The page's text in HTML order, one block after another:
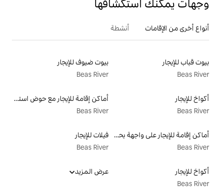
أنشطة
بيوت ضيوف للإيجار
Beas River
أماكن إقامة للإيجار مع حوض استحمام ساخن
Beas River
أماكن إقامة للإيجار على واجهة بحرية
فيلات للإيجار
Beas River
عرض المزيد